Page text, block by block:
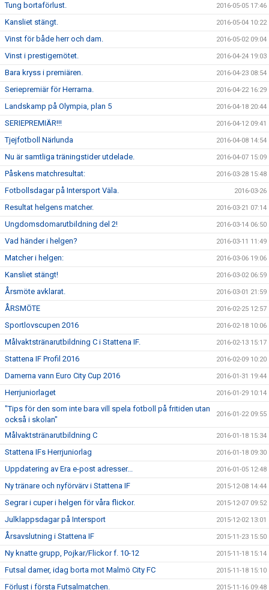
Tung bortaförlust. 2016-05-05 17:46
Kansliet stängt. 2016-05-04 10:22
Vinst för både herr och dam. 2016-05-02 09:04
Vinst i prestigemötet. 2016-04-24 19:03
Bara kryss i premiären. 2016-04-23 08:54
Seriepremiär för Herrarna. 2016-04-22 16:29
Landskamp på Olympia, plan 5 2016-04-18 20:44
SERIEPREMIÄR!!! 2016-04-12 09:41
Tjejfotboll Närlunda 2016-04-08 14:54
Nu är samtliga träningstider utdelade. 2016-04-07 15:09
Påskens matchresultat: 2016-03-28 15:48
Fotbollsdagar på Intersport Väla. 2016-03-26
Resultat helgens matcher. 2016-03-21 07:14
Ungdomsdomarutbildning del 2! 2016-03-14 06:50
Vad händer i helgen? 2016-03-11 11:49
Matcher i helgen: 2016-03-06 19:06
Kansliet stängt! 2016-03-02 06:59
Årsmöte avklarat. 2016-03-01 21:59
ÅRSMÖTE 2016-02-25 12:57
Sportlovscupen 2016 2016-02-18 10:06
Målvaktstränarutbildning C i Stattena IF. 2016-02-13 15:17
Stattena IF Profil 2016 2016-02-09 10:20
Damerna vann Euro City Cup 2016 2016-01-31 19:44
Herrjuniorlaget 2016-01-29 10:14
"Tips för den som inte bara vill spela fotboll på fritiden utan
också i skolan"
2016-01-22 09:55
Målvaktstränarutbildning C 2016-01-18 15:34
Stattena IFs Herrjuniorlag 2016-01-18 09:30
Uppdatering av Era e-post adresser... 2016-01-05 12:48
Ny tränare och nyförvärv i Stattena IF 2015-12-08 14:44
Segrar i cuper i helgen för våra flickor. 2015-12-07 09:52
Julklappsdagar på Intersport 2015-12-02 13:01
Årsavslutning i Stattena IF 2015-11-23 15:50
Ny knatte grupp, Pojkar/Flickor f. 10-12 2015-11-18 15:14
Futsal damer, idag borta mot Malmö City FC 2015-11-18 15:10
Förlust i första Futsalmatchen. 2015-11-16 09:48